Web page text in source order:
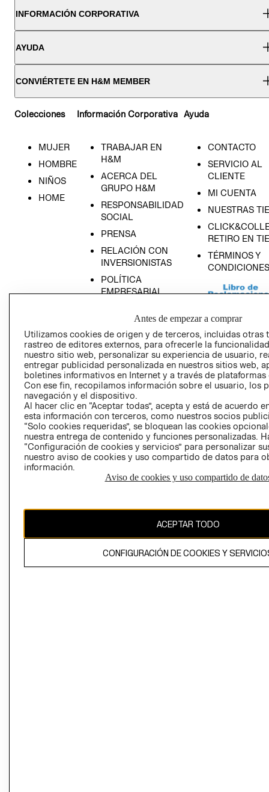
INFORMACIÓN CORPORATIVA
AYUDA
CONVIÉRTETE EN H&M MEMBER
Colecciones
MUJER
HOMBRE
NIÑOS
HOME
Información Corporativa
TRABAJAR EN
H&M
ACERCA DEL
GRUPO H&M
RESPONSABILIDAD
SOCIAL
PRENSA
RELACIÓN CON
INVERSIONISTAS
POLÍTICA
EMPRESARIAL
Ayuda
CONTACTO
SERVICIO AL
CLIENTE
MI CUENTA
NUESTRAS
RETIRO EN
TÉRMINOS Y
CONDICIONES
AVISO DE
PRIVACIDAD
GIFT CARD
El contenido de esta página web está protegido por copyright y es
Antes de empezar a comprar
Utilizamos cookies de origen y de terceros, incluidas otras
rastreo de editores externos, para ofrecerle la
nuestro sitio web, personalizar su experiencia de usuario,
entregar publicidad personalizada en nuestros sitios web,
boletines informativos en Internet y a través de plataformas
Con ese fin, recopilamos información sobre el usuario, los
navegación y el dispositivo.
Al hacer clic en “Aceptar todas”, acepta y está de acuerdo
esta información con terceros, como nuestros socios
“Solo cookies requeridas”, se bloquean las cookies
nuestra entrega de contenido y funciones personalizadas.
“Configuración de cookies y servicios” para personalizar
nuestro aviso de cookies y uso compartido de datos para
información.
Aviso de cookies y uso compartido de
ACEPTAR TODO
CONFIGURACIÓN DE COOKIES Y